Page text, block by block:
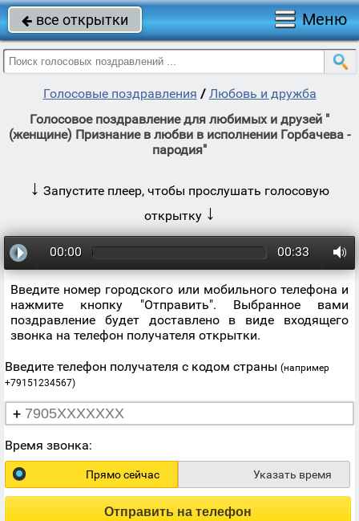
 все открытки Меню
Голосовые поздравления / Любовь и дружба
Голосовое поздравление для любимых и друзей "
(женщине) Признание в любви в исполнении Горбачева -
пародия"
↓ Запустите плеер, чтобы прослушать голосовую
открытку ↓
00:00 00:33
Введите номер городского или мобильного телефона и
нажмите кнопку "Отправить". Выбранное вами
поздравление будет доставлено в виде входящего
звонка на телефон получателя открытки.
Введите телефон получателя с кодом страны (например
+79151234567)
+
Время звонка:
Прямо сейчас Указать время
Отправить на телефон